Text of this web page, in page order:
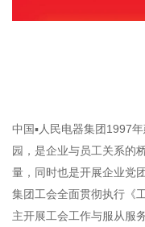
中国▪人民电器集团1997
园，是企业与员工关系的
量，同时也是开展企业党
集团工会全面贯彻执行《
主开展工会工作与服从服